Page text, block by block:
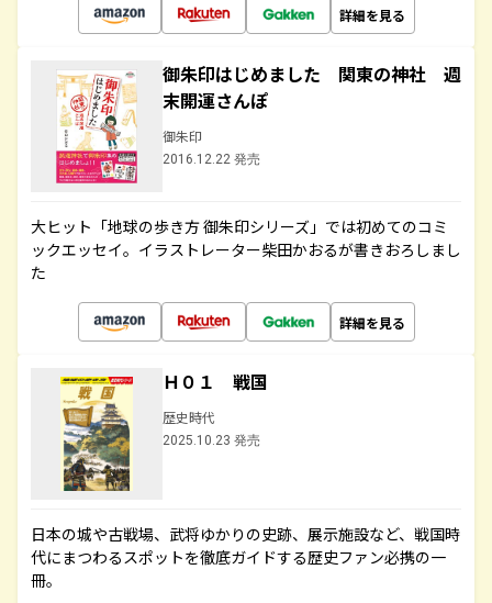
詳細を見る
御朱印はじめました 関東の神社 週
末開運さんぽ
御朱印
2016.12.22 発売
大ヒット「地球の歩き方 御朱印シリーズ」では初めてのコミ
ックエッセイ。イラストレーター柴田かおるが書きおろしまし
た
詳細を見る
Ｈ０１ 戦国
歴史時代
2025.10.23 発売
日本の城や古戦場、武将ゆかりの史跡、展示施設など、戦国時
代にまつわるスポットを徹底ガイドする歴史ファン必携の一
冊。